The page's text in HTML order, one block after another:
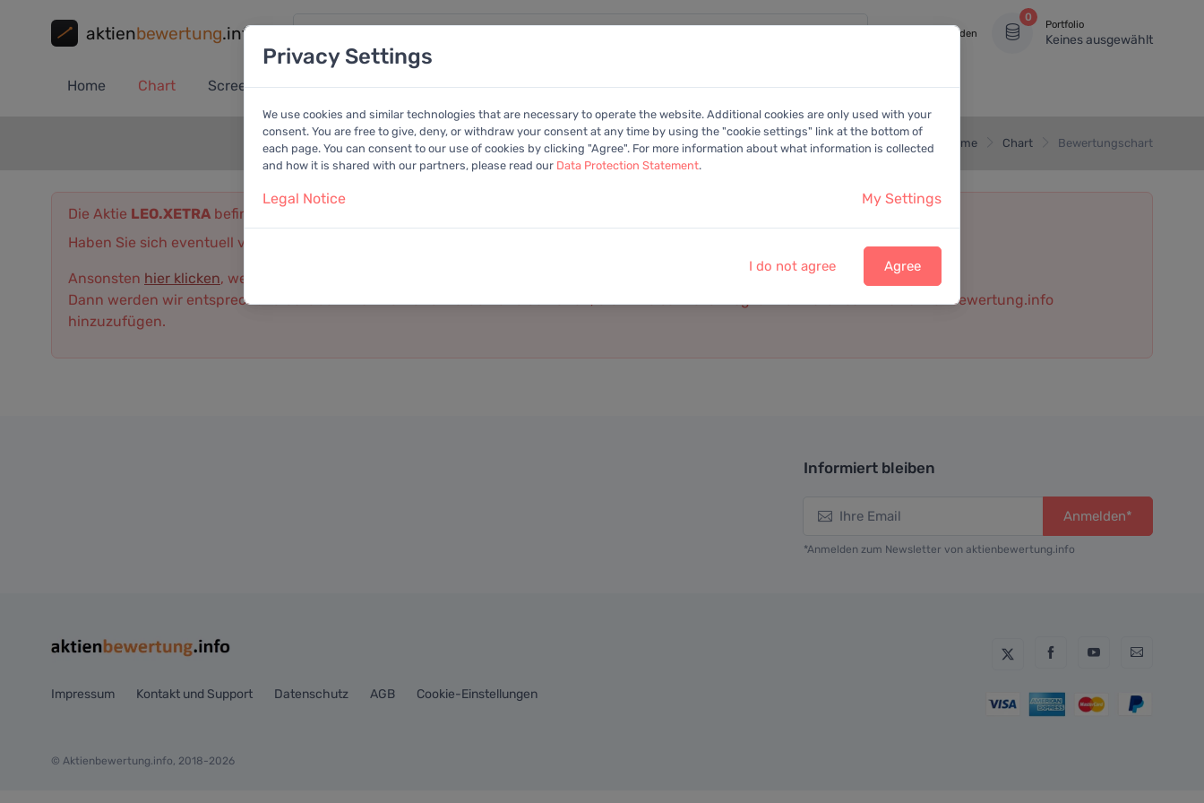
aktienbewertung.info Anmelden
0
Portfolio
Keines ausgewählt
Home Chart Screener Portfolio Analysen Kalender Anleitung Mitglied
+Portfolio Home Chart Bewertungschart
Die Aktie LEO.XETRA befindet sich derzeit (noch) nicht in der Datenbank.
Haben Sie sich eventuell vertippt? Dann versuchen Sie es bitte erneut.
Ansonsten hier klicken, wenn Sie möchten, dass diese Aktie zur Datenbank hinzugefügt wird.
Dann werden wir entsprechend darüber informiert und werden uns bemühen, die Aktie schnellstmöglich zur Datenbank von aktienbewertung.info
hinzuzufügen.
Informiert bleiben
Anmelden*
*Anmelden zum Newsletter von aktienbewertung.info
Impressum Kontakt und Support Datenschutz AGB Cookie-Einstellungen
© Aktienbewertung.info, 2018-2026
Privacy Settings
We use cookies and similar technologies that are necessary to operate the website. Additional cookies are only used with your
consent. You are free to give, deny, or withdraw your consent at any time by using the "cookie settings" link at the bottom of
each page. You can consent to our use of cookies by clicking "Agree". For more information about what information is collected
and how it is shared with our partners, please read our Data Protection Statement.
Legal Notice My Settings
I do not agree Agree